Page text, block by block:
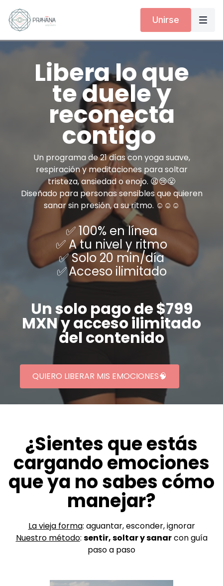
Unirse
Libera lo que
te duele y
reconecta
contigo
Un programa de 21 días con yoga suave,
respiración y meditaciones para soltar
tristeza, ansiedad o enojo. 😫😢😤
Diseñado para personas sensibles que quieren
sanar sin presión, a su ritmo. ☺️☺️☺️
✅ 100% en línea
✅ A tu nivel y ritmo
✅ Solo 20 min/día
✅Acceso ilimitado
Un solo pago de $799
MXN y acceso ilimitado
del contenido
QUIERO LIBERAR MIS EMOCIONES🧠
¿Sientes que estás
cargando emociones
que ya no sabes cómo
manejar?
La vieja forma: aguantar, esconder, ignorar
Nuestro método: sentir, soltar y sanarcon guía
paso a paso